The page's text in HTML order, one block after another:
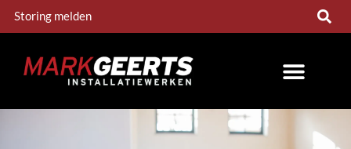
Storing melden